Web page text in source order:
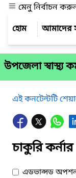
মেনু নির্বাচন
আমাদের
উপজেলা স্বাস্থ্য
এই কনটেন্টটি
চাকুরি কর্নার
এডভান্সড